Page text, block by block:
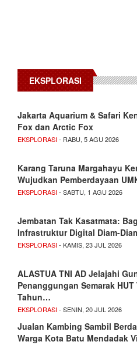
EKSPLORASI
Jakarta Aquarium & Safari
Fox dan Arctic Fox
EKSPLORASI- RABU, 5 AGU 2026
Karang Taruna Margahayu
Wujudkan Pemberdayaan
EKSPLORASI- SABTU, 1 AGU 2026
Jembatan Tak Kasatmata:
Infrastruktur Digital Diam-
EKSPLORASI- KAMIS, 23 JUL 2026
ALASTUA TNI AD Jelajahi
Penanggungan Semarak HUT
Tahun…
EKSPLORASI- SENIN, 20 JUL 2026
Jualan Kambing Sambil
Warga Kota Batu Mendadak